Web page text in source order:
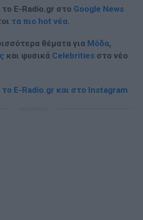
E-Radio.gr στο Google News
τα πιο hot νέα.
θέματα για Μόδα,
και φυσικά Celebrities στο νέο
E-Radio.gr και στο Instagram